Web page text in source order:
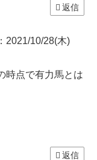
返信
2021/10/28(木)
時点で有力馬とは
返信